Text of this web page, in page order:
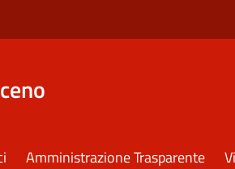
Amministrazione Trasparente